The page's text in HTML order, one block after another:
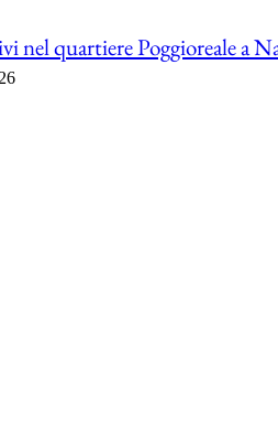
nel quartiere Poggioreale a